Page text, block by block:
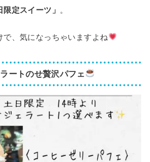
限定スイーツ」 。
で、気になっちゃいますよね
ートのせ贅沢パフェ